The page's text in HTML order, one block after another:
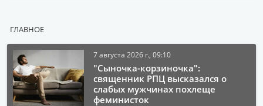
ГЛАВНОЕ
7 августа 2026 г., 09:10
"Сыночка-корзиночка":
священник РПЦ высказался о
слабых мужчинах похлеще
феминисток